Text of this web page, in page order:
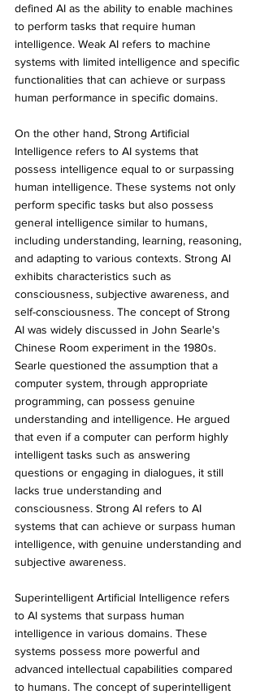
defined AI as the ability to enable machines
to perform tasks that require human
intelligence. Weak AI refers to machine
systems with limited intelligence and specific
functionalities that can achieve or surpass
human performance in specific domains.
On the other hand, Strong Artificial
Intelligence refers to AI systems that
possess intelligence equal to or surpassing
human intelligence. These systems not only
perform specific tasks but also possess
general intelligence similar to humans,
including understanding, learning, reasoning,
and adapting to various contexts. Strong AI
exhibits characteristics such as
consciousness, subjective awareness, and
self-consciousness. The concept of Strong
AI was widely discussed in John Searle's
Chinese Room experiment in the 1980s.
Searle questioned the assumption that a
computer system, through appropriate
programming, can possess genuine
understanding and intelligence. He argued
that even if a computer can perform highly
intelligent tasks such as answering
questions or engaging in dialogues, it still
lacks true understanding and
consciousness. Strong AI refers to AI
systems that can achieve or surpass human
intelligence, with genuine understanding and
subjective awareness.
Superintelligent Artificial Intelligence refers
to AI systems that surpass human
intelligence in various domains. These
systems possess more powerful and
advanced intellectual capabilities compared
to humans. The concept of superintelligent